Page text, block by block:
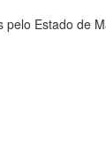
Estado